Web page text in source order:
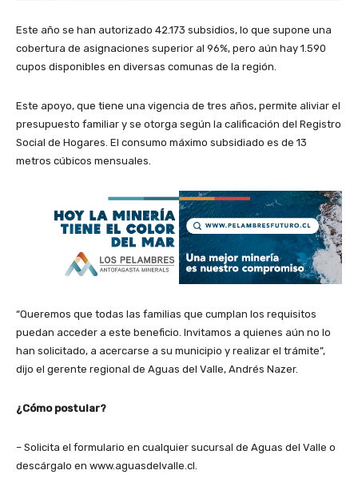
Este año se han autorizado 42.173 subsidios, lo que supone una
cobertura de asignaciones superior al 96%, pero aún hay 1.590
cupos disponibles en diversas comunas de la región.
Este apoyo, que tiene una vigencia de tres años, permite aliviar el
presupuesto familiar y se otorga según la calificación del Registro
Social de Hogares. El consumo máximo subsidiado es de 13
metros cúbicos mensuales.
“Queremos que todas las familias que cumplan los requisitos
puedan acceder a este beneficio. Invitamos a quienes aún no lo
han solicitado, a acercarse a su municipio y realizar el trámite”,
dijo el gerente regional de Aguas del Valle, Andrés Nazer.
¿Cómo postular?
– Solicita el formulario en cualquier sucursal de Aguas del Valle o
descárgalo en www.aguasdelvalle.cl.